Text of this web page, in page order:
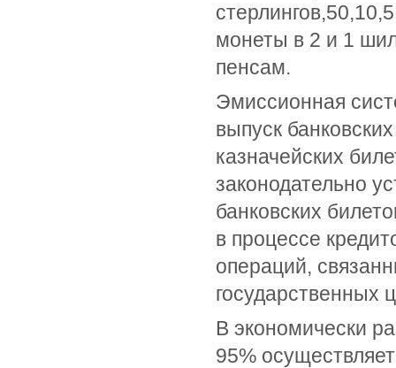
монеты в 2 и 1
пенсам.
Эмиссионная
выпуск
казначейских
законодательно
банковских
в процессе
операций,
государственных
В экономически
95%